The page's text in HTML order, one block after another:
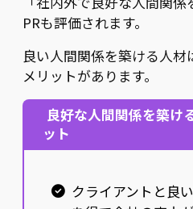
PRも評価されます。
良い人間関係を築ける人
メリットがあります。
良好な人間関係を築け
ット
クライアントと良